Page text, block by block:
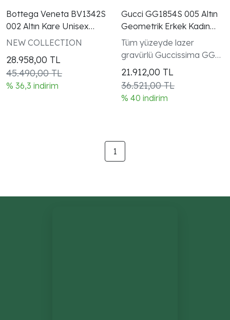
Bottega Veneta BV1342S
002 Altın Kare Unisex
Güneş Gözlüğü
NEW COLLECTION
28.958,00 TL
45.490,00 TL
% 36,3 indirim
Gucci GG1854S 005 Altın
Geometrik Erkek Kadın
Gözlüğü
Tüm yüzeyde lazer
gravürlü Guccissima GG
monogram dokusu Sign
koleksiyonu kadın modeli
21.912,00 TL
36.521,00 TL
% 40 indirim
1